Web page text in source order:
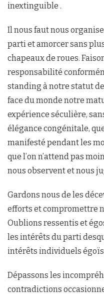
inextinguible .
Il nous faut nous
parti et amorcer sans
chapeaux de roues.
responsabilité
standing à notre statut
face du monde notre
expérience séculière,
élégance congénitale,
manifesté pendant les
que l’on n’attend pas
nous observent et nous
Gardons nous de les
efforts et compromettre
Oublions ressentis et
les intérêts du parti
intérêts individuels
Dépassons les
contradictions